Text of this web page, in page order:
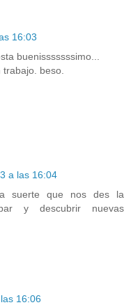
16:03
buenisssssssimo...
beso.
a las 16:04
suerte que nos des la
y descubrir nuevas
16:06